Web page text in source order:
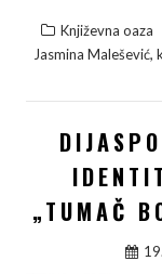
c
b
o
o
k
r
Književna oaza
Jasmina Malešević,
„TUMAČ